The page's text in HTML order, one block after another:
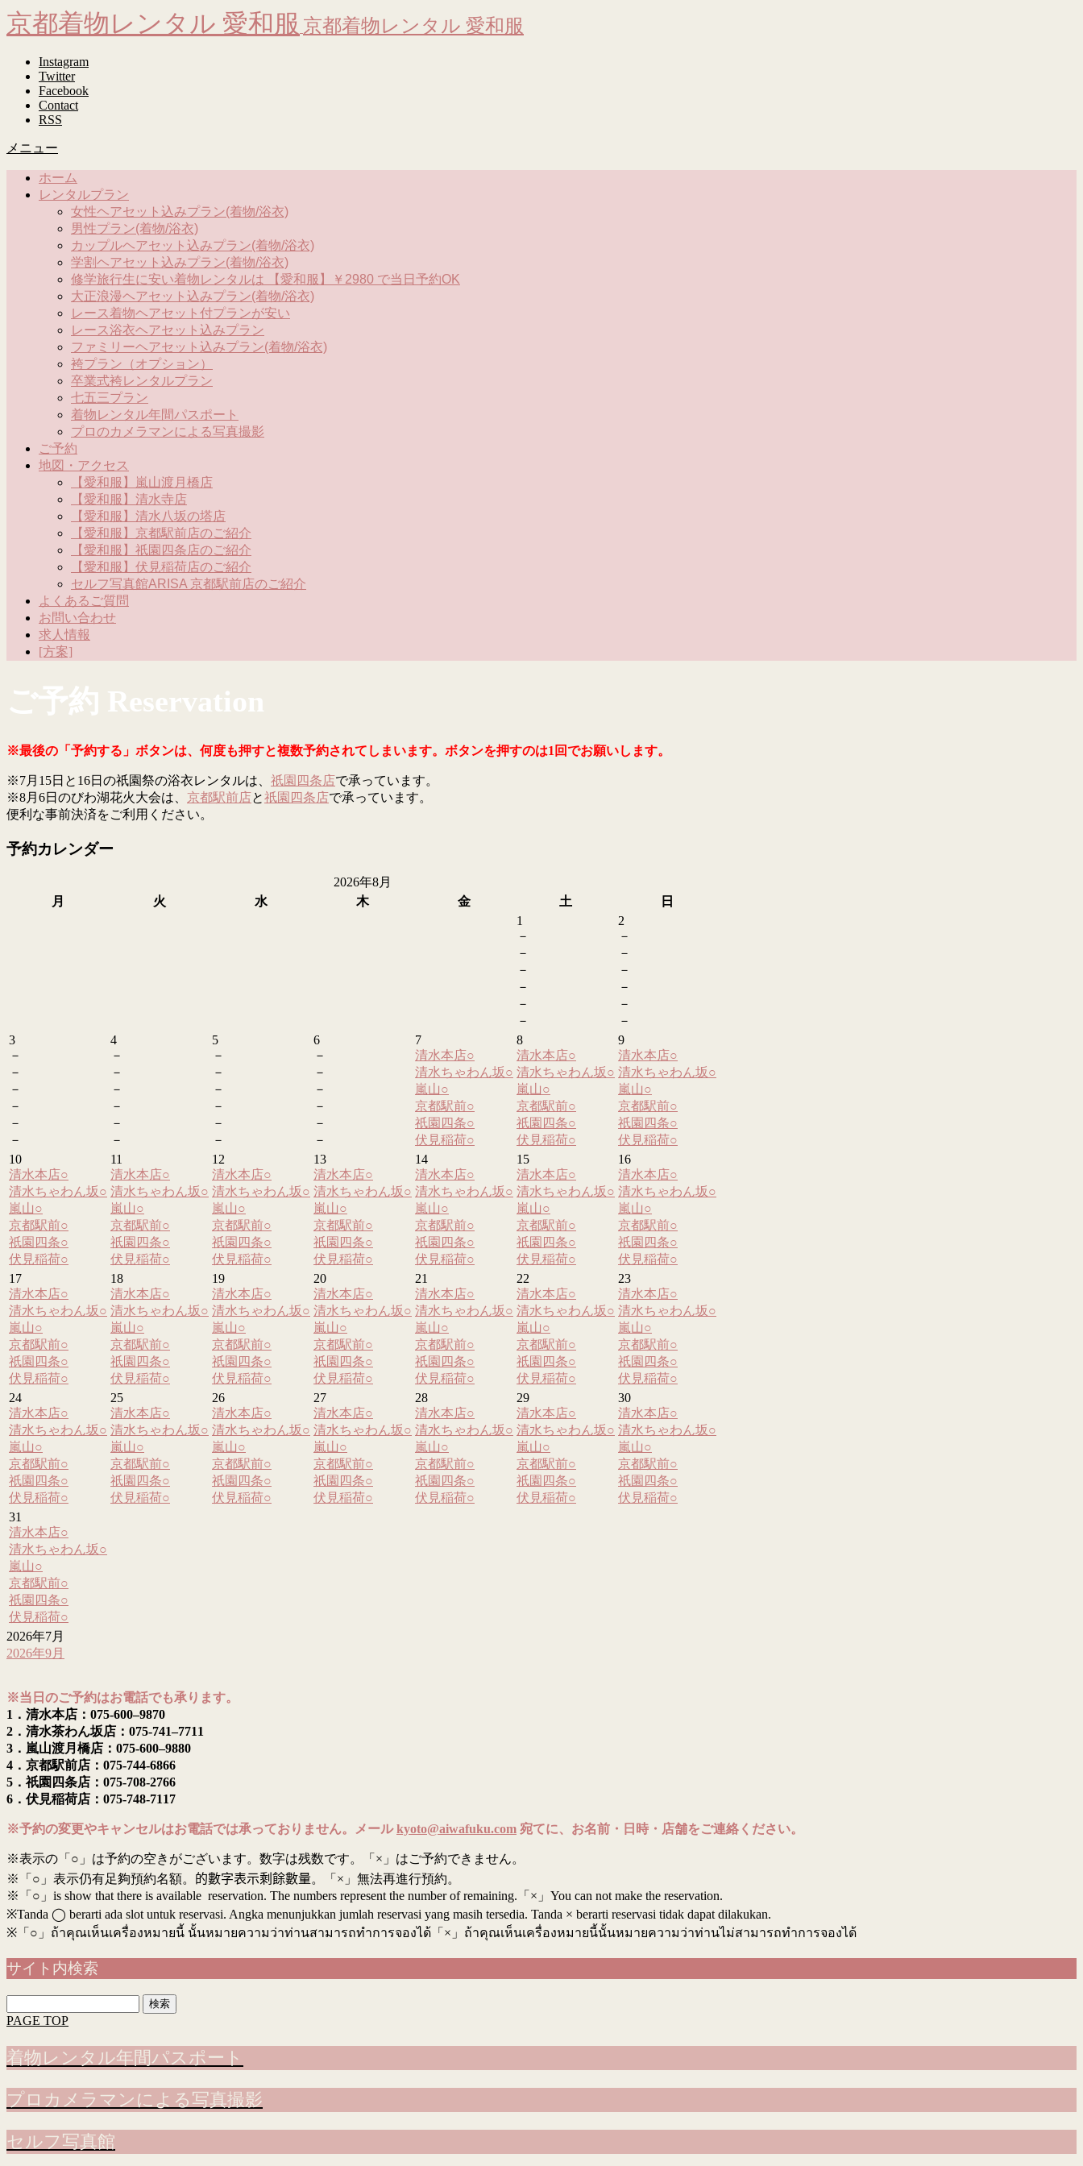
京都着物レンタル 愛和服 京都着物レンタル 愛和服
Instagram
Twitter
Facebook
Contact
RSS
メニュー
ホーム
レンタルプラン
女性ヘアセット込みプラン(着物/浴衣)
男性プラン(着物/浴衣)
カップルヘアセット込みプラン(着物/浴衣)
学割ヘアセット込みプラン(着物/浴衣)
修学旅行生に安い着物レンタルは 【愛和服】￥2980 で当日予約OK
大正浪漫ヘアセット込みプラン(着物/浴衣)
レース着物ヘアセット付プランが安い
レース浴衣ヘアセット込みプラン
ファミリーヘアセット込みプラン(着物/浴衣)
袴プラン（オプション）
卒業式袴レンタルプラン
七五三プラン
着物レンタル年間パスポート
プロのカメラマンによる写真撮影
ご予約
地図・アクセス
【愛和服】嵐山渡月橋店
【愛和服】清水寺店
【愛和服】清水八坂の塔店
【愛和服】京都駅前店のご紹介
【愛和服】祇園四条店のご紹介
【愛和服】伏見稲荷店のご紹介
セルフ写真館ARISA 京都駅前店のご紹介
よくあるご質問
お問い合わせ
求人情報
[方案]
ご予約 Reservation
※最後の「予約する」ボタンは、何度も押すと複数予約されてしまいます。ボタンを押すのは1回でお願いします。
※7月15日と16日の祇園祭の浴衣レンタルは、 祇園四条店で承っています。
※8月6日のびわ湖花火大会は、 京都駅前店と祇園四条店で承っています。
便利な事前決済をご利用ください。
予約カレンダー
2026年8月
月
火 水 木 金 土
日
1
－
－
－
－
－
－
2
－
－
－
－
－
－
3
－
－
－
－
－
－
4
－
－
－
－
－
－
5
－
－
－
－
－
－
6
－
－
－
－
－
－
7
清水本店○
清水ちゃわん坂○
嵐山○
京都駅前○
祇園四条○
伏見稲荷○
8
清水本店○
清水ちゃわん坂○
嵐山○
京都駅前○
祇園四条○
伏見稲荷○
9
清水本店○
清水ちゃわん坂○
嵐山○
京都駅前○
祇園四条○
伏見稲荷○
10
清水本店○
清水ちゃわん坂○
嵐山○
京都駅前○
祇園四条○
伏見稲荷○
11
清水本店○
清水ちゃわん坂○
嵐山○
京都駅前○
祇園四条○
伏見稲荷○
12
清水本店○
清水ちゃわん坂○
嵐山○
京都駅前○
祇園四条○
伏見稲荷○
13
清水本店○
清水ちゃわん坂○
嵐山○
京都駅前○
祇園四条○
伏見稲荷○
14
清水本店○
清水ちゃわん坂○
嵐山○
京都駅前○
祇園四条○
伏見稲荷○
15
清水本店○
清水ちゃわん坂○
嵐山○
京都駅前○
祇園四条○
伏見稲荷○
16
清水本店○
清水ちゃわん坂○
嵐山○
京都駅前○
祇園四条○
伏見稲荷○
17
清水本店○
清水ちゃわん坂○
嵐山○
京都駅前○
祇園四条○
伏見稲荷○
18
清水本店○
清水ちゃわん坂○
嵐山○
京都駅前○
祇園四条○
伏見稲荷○
19
清水本店○
清水ちゃわん坂○
嵐山○
京都駅前○
祇園四条○
伏見稲荷○
20
清水本店○
清水ちゃわん坂○
嵐山○
京都駅前○
祇園四条○
伏見稲荷○
21
清水本店○
清水ちゃわん坂○
嵐山○
京都駅前○
祇園四条○
伏見稲荷○
22
清水本店○
清水ちゃわん坂○
嵐山○
京都駅前○
祇園四条○
伏見稲荷○
23
清水本店○
清水ちゃわん坂○
嵐山○
京都駅前○
祇園四条○
伏見稲荷○
24
清水本店○
清水ちゃわん坂○
嵐山○
京都駅前○
祇園四条○
伏見稲荷○
25
清水本店○
清水ちゃわん坂○
嵐山○
京都駅前○
祇園四条○
伏見稲荷○
26
清水本店○
清水ちゃわん坂○
嵐山○
京都駅前○
祇園四条○
伏見稲荷○
27
清水本店○
清水ちゃわん坂○
嵐山○
京都駅前○
祇園四条○
伏見稲荷○
28
清水本店○
清水ちゃわん坂○
嵐山○
京都駅前○
祇園四条○
伏見稲荷○
29
清水本店○
清水ちゃわん坂○
嵐山○
京都駅前○
祇園四条○
伏見稲荷○
30
清水本店○
清水ちゃわん坂○
嵐山○
京都駅前○
祇園四条○
伏見稲荷○
31
清水本店○
清水ちゃわん坂○
嵐山○
京都駅前○
祇園四条○
伏見稲荷○
2026年7月
2026年9月
※当日のご予約はお電話でも承ります。
1．清水本店：075-600–9870
2．清水茶わん坂店：075-741–7711
3．嵐山渡月橋店：075-600–9880
4．京都駅前店：075-744-6866
5．祇園四条店：075-708-2766
6．伏見稲荷店：075-748-7117
※予約の変更やキャンセルはお電話では承っておりません。メールkyoto@aiwafuku.com 宛てに、お名前・日時・店舗をご連絡ください。
※表示の「○」は予約の空きがございます。数字は残数です。「×」はご予約できません。
※「○」表示仍有足夠預約名額。 的數字表示剩餘數量。「×」無法再進行預約。
※「○」is show that there is available reservation. The numbers represent the number of remaining.「×」You can not make the reservation.
※Tanda ◯ berarti ada slot untuk reservasi. Angka menunjukkan jumlah reservasi yang masih tersedia. Tanda × berarti reservasi tidak dapat dilakukan.
※ 「○」ถ้าคุณเห็นเครื่องหมายนี้ นั้นหมายความว่าท่านสามารถทำการจองได้「×」ถ้าคุณเห็นเครื่องหมายนี้นั้นหมายความว่าท่านไม่สามารถทำการจองได้
サイト内検索
索:
PAGE TOP
着物レンタル年間パスポート
プロカメラマンによる写真撮影
セルフ写真館